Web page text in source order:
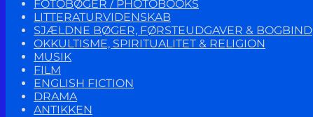
FOTOBØGER / PHOTOBOOKS
LITTERATURVIDENSKAB
SJÆLDNE BØGER, FØRSTEUDGAVER & BOGBIND
OKKULTISME, SPIRITUALITET & RELIGION
MUSIK
FILM
ENGLISH FICTION
DRAMA
ANTIKKEN